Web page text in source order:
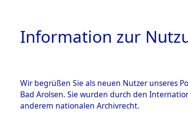
HOME
Information zur
Wir begrüßen Sie als neuen Nutzer unseres
Bad Arolsen. Sie wurden durch den
anderem nationalen Archivrecht.